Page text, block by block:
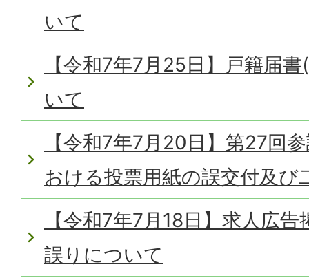
いて
【令和7年7月25日】戸籍届
いて
【令和7年7月20日】第27回
おける投票用紙の誤交付及び
【令和7年7月18日】求人広
誤りについて